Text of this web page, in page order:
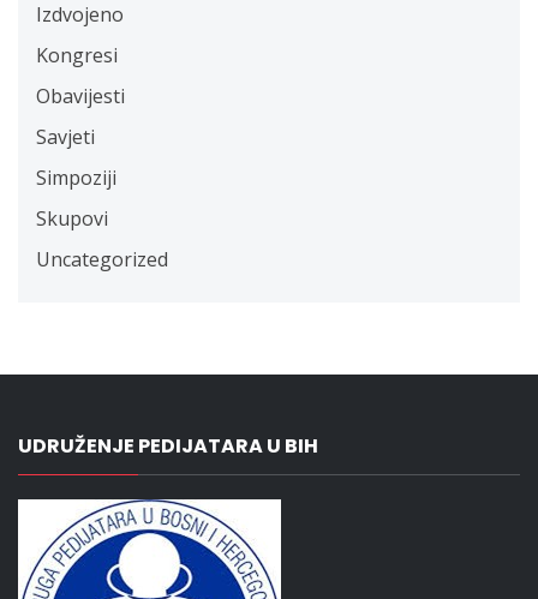
Izdvojeno
Kongresi
Obavijesti
Savjeti
Simpoziji
Skupovi
Uncategorized
UDRUŽENJE PEDIJATARA U BIH